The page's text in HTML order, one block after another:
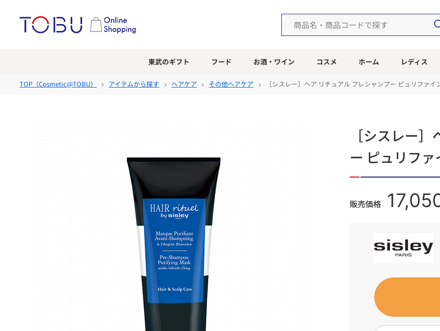
東武のギフト フード お酒・ワイン コスメ ホーム レディス
TOP（Cosmetic@TOBU） アイテムから探す ヘアケア その他ヘアケア ［シスレー］ヘア リチュアル プレシャンプー ピュリファイ
［シスレー
ー ピュリフ
販売価格